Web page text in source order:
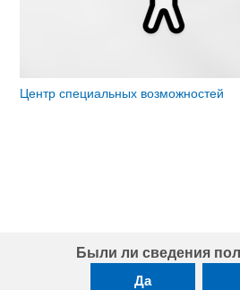
Центр специальных возможностей
Были ли сведения
Да